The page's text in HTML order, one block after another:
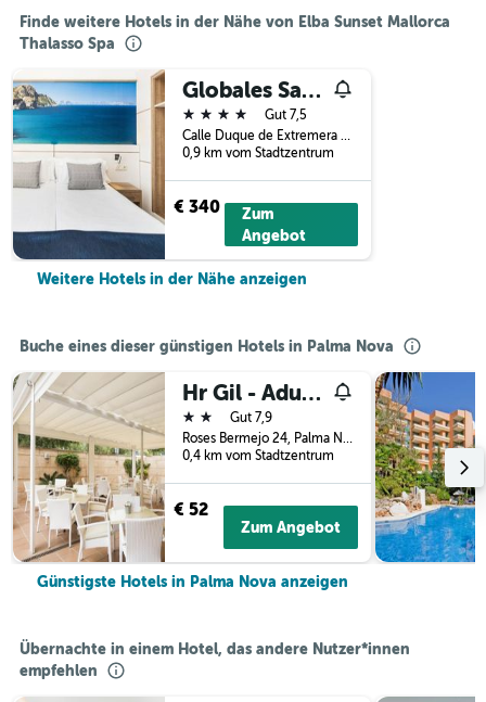
Finde weitere Hotels in der Nähe von Elba Sunset Mallorca
Thalasso Spa
Globales Santa Lucia - Adults Only 18
4 Sterne
Gut 7,5
Calle Duque de Extremera 6, Palma Nova, Mallorca, Spanien
0,9 km vom Stadtzentrum
€ 340
Zum
Angebot
Weitere Hotels in der Nähe anzeigen
Buche eines dieser günstigen Hotels in Palma Nova
Hr Gil - Adults Only
2 SterneGut 7,9
Roses Bermejo 24, Palma Nova, Mallorca, Spanien
0,4 km vom Stadtzentrum
€ 52
Zum Angebot
Günstigste Hotels in Palma Nova anzeigen
Übernachte in einem Hotel, das andere Nutzer*innen
empfehlen